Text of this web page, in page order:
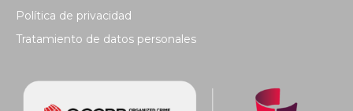
Política de privacidad
Tratamiento de datos personales